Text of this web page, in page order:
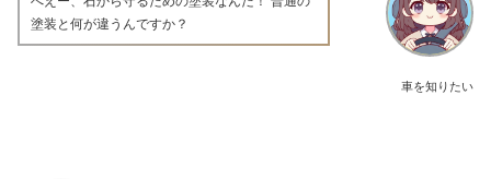
車を知りたい
塗装と何が違うんですか？